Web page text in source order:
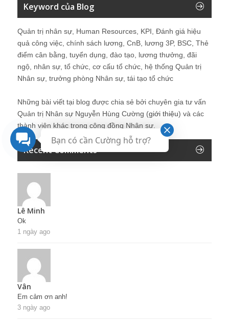
Keyword của Blog
Quản trị nhân sự, Human Resources, KPI, Đánh giá hiệu
quả công việc, chính sách lương, CnB, lương 3P, BSC, Thẻ
điểm cân bằng, tuyển dụng, đào tạo, lương thưởng, đãi
ngộ, nhân sự, tổ chức, cơ cấu tổ chức, hệ thống Quản trị
Nhân sự, trưởng phòng Nhân sự, tái tạo tổ chức
Những bài viết tại blog được chia sẻ bởi chuyên gia tư vấn
Quản trị Nhân sự Nguyễn Hùng Cường (giới thiệu) và các
thành viên khác trong cộng đồng Nhân sự.
Recent Comments
Lê Minh
Ok
1 ngày ago
Vân
Em cảm ơn anh!
3 ngày ago
Bạn có cần Cường hỗ trợ?